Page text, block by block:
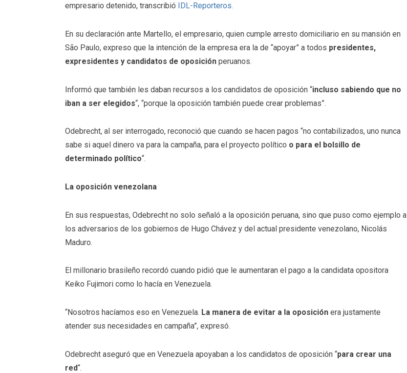
empresario detenido, transcribió
IDL-Reporteros.
En su declaración ante Martello, el empresario, quien cumple arresto domiciliario en su mansión en
São Paulo, expreso que la intención de la empresa era la de “apoyar” a todos presidentes,
expresidentes y candidatos de oposición peruanos.
Informó que también les daban recursos a los candidatos de oposición “incluso sabiendo que no
iban a ser elegidos“, “porque la oposición también puede crear problemas”.
Odebrecht, al ser interrogado, reconoció que cuando se hacen pagos “no contabilizados, uno nunca
sabe si aquel dinero va para la campaña, para el proyecto político o para el bolsillo de
determinado político“.
La oposición venezolana
En sus respuestas, Odebrecht no solo señaló a la oposición peruana, sino que puso como ejemplo a
los adversarios de los gobiernos de Hugo Chávez y del actual presidente venezolano, Nicolás
Maduro.
El millonario brasileño recordó cuando pidió que le aumentaran el pago a la candidata opositora
Keiko Fujimori como lo hacía en Venezuela.
“Nosotros hacíamos eso en Venezuela. La manera de evitar a la oposición era justamente
atender sus necesidades en campaña”, expresó.
Odebrecht aseguró que en Venezuela apoyaban a los candidatos de oposición “para crear una
red“.